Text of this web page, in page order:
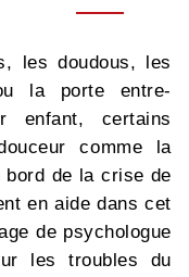
les doudous, les
la porte entre-
enfant, certains
comme la
bord de la crise de
en aide dans cet
de psychologue
les troubles du